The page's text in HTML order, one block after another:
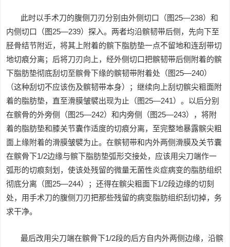
此时以手术刀的腹侧刀刃分别由外侧切口（图25—238）和
内侧切口（图25—239）探入。两者均沿髌韧带后侧，先向下至
胫骨结节附近，将其上附着的髌下脂肪垫一点不留地和连刮带切
地切痕分离；后将刀刃向上，经外侧切口把髌韧带后侧附着的髌
下脂肪垫彻底刮切至髌骨下缘的髌韧带附着处（图25—240）
（这种刮切不应该伤及髌韧带本身）；继续向上刮切髌尖粗面附
着的脂肪垫，直至滑膜皱襞出现为止（图25—241）。以后分别
在髌骨的外旁侧（图25—242）和内旁侧（图25—243），将附
着的脂肪垫和膝关节囊作适度的切痕分离，至完整地暴露髌尖粗
面上缘附着的滑膜皱襞为止。在髌韧带和内外两侧滑膜及关节囊
在髌骨下1/2边缘与髌下脂肪垫弧形交接处，应该用尖刀端作一
弧形的切痕刻划，使该处残留的微量无菌性炎症病变的脂肪组织
彻底分离（图25—244）；还得在髌尖粗面下1/2段边缘的切刻
处，用手术刀的腹侧刀刃把那些残留的病变脂肪组织刮切掉，务
求干净。
最后改用尖刀端在髌骨下1/2段的后方自内外两侧边缘，沿髌